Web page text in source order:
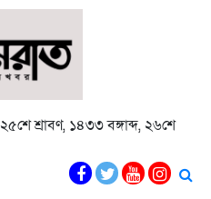
২৫শে শ্রাবণ, ১৪৩৩ বঙ্গাব্দ, ২৬শে